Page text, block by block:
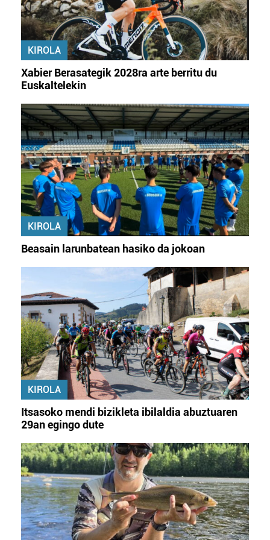
baliatzen gara. Ohar hau onartuz gero, teknologia hori
erabiltzeko baimen esplizitua ematen diguzu.Gehiago
irakurri
KIROLA
Xabier Berasategik 2028ra arte berritu du
Euskaltelekin
KIROLA
Beasain larunbatean hasiko da jokoan
KIROLA
Itsasoko mendi bizikleta ibilaldia abuztuaren
29an egingo dute